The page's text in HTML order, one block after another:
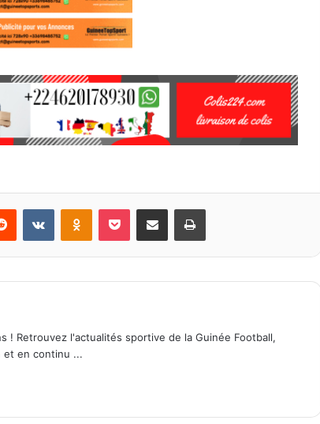
! Retrouvez l'actualités sportive de la Guinée Football,
et en continu ...